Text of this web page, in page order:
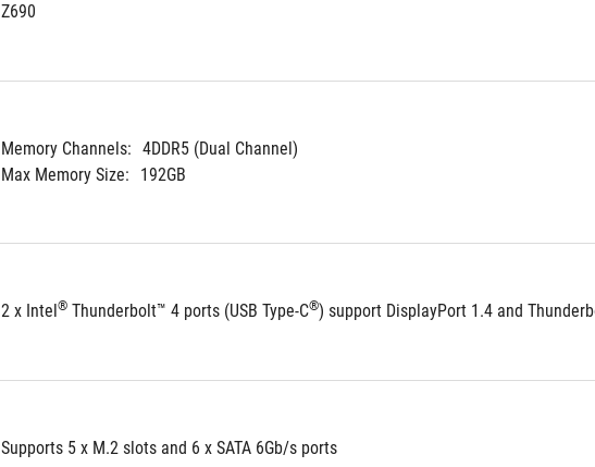
Z690
Memory Channels: 4DDR5 (Dual Channel)
Max Memory Size:
192GB
2 x Intel® Thunderbolt™ 4 ports (USB Type-C®) support DisplayPort 1.4 and